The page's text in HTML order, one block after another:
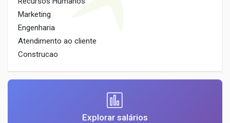
Marketing
Engenharia
Atendimento ao cliente
Construcao
Explorar salários